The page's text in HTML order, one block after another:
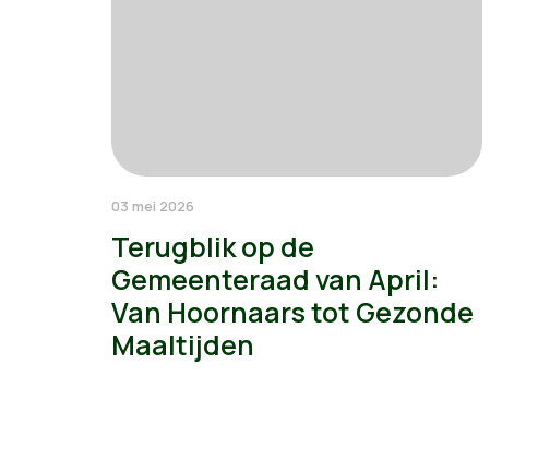
03 mei 2026
Terugblik op de
Gemeenteraad van April:
Van Hoornaars tot Gezonde
Maaltijden